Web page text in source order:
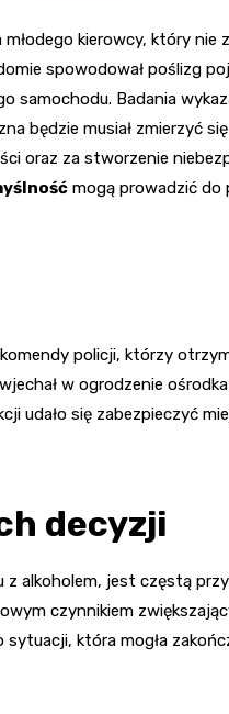
kierowcy, który nie
spowodował poślizg
samochodu. Badania
będzie musiał zmierzyć
oraz za stworzenie
mogą prowadzić do
policji, którzy
w ogrodzenie
udało się zabezpieczyć
decyzji
z alkoholem, jest częstą
czynnikiem
która mogła